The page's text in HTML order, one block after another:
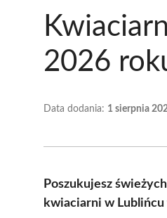
2026
Data dodania: 1 sierpnia
Poszukujesz
kwiaciarni w